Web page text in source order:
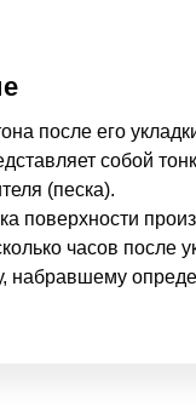
после его
собой
(песка).
поверхности
часов после
набравшему